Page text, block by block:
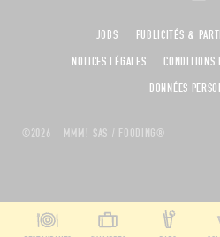
©2026 – MMM! SAS / FOODING®
JOBS PUBLICITÉS &
NOTICES LÉGALES
CONDITIONS
DONNÉES